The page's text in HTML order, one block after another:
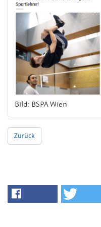
Bild: BSPA Wien
Zurück